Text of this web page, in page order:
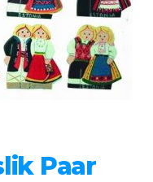
Paar